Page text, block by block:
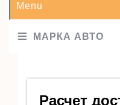
Menu
МАРКА АВТО
Расчет